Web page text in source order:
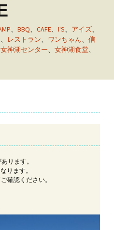
、 BBQ、 CAFE、 I'S、 アイズ、
、 レストラン、 ワンちゃん、 信
女神湖センター、 女神湖食堂、
ります。
ります。
確認ください。